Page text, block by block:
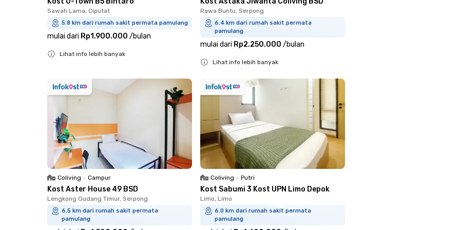
Sawah Lama, Ciputat
5.8 km dari rumah sakit permata pamulang
mulai dari Rp1.900.000 /bulan
Lihat info lebih banyak
Rawa Buntu, Serpong
6.4 km dari rumah sakit permata
pamulang
mulai dari Rp2.250.000 /bulan
Lihat info lebih banyak
Coliving • Campur
Kost Aster House 49 BSD
Lengkong Gudang Timur, Serpong
6.5 km dari rumah sakit permata
pamulang
Coliving • Putri
Kost Sabumi 3 Kost UPN Limo Depok
Limo, Limo
6.0 km dari rumah sakit permata
pamulang